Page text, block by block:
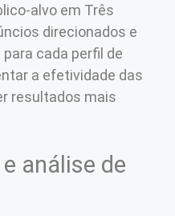
alvo em Três
direcionados e
cada perfil de
a efetividade das
resultados mais
análise de